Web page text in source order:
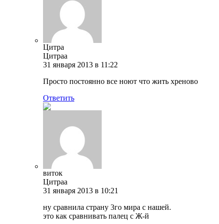
Цитра
Цитраа
31 января 2013 в 11:22
Просто постоянно все ноют что жить хреново
Ответить
виток
Цитраа
31 января 2013 в 10:21
ну сравнила страну 3го мира с нашей.
это как сравнивать палец с Ж-й